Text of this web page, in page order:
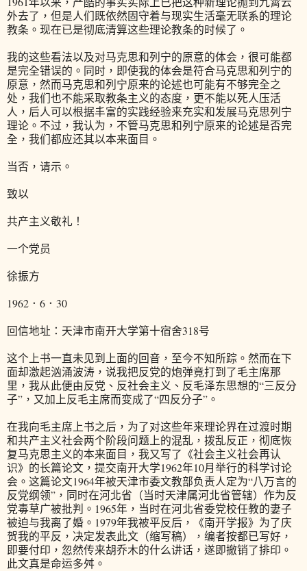
外去了，但是人们既依然固守着与现实生活毫无联系的理论
教条。现在已是彻底清算这些理论教条的时候了。
我的这些看法以及对马克思和列宁的原意的体会，很可能都
是完全错误的。同时，即使我的体会是符合马克思和列宁的
原意，然而马克思和列宁原来的论述也可能有不够完全之
处，我们也不能采取教条主义的态度，更不能以死人压活
人，后人可以根据丰富的实践经验来充实和发展马克思列宁
理论。不过，我认为，不管马克思和列宁原来的论述是否完
全，我们都应还其以本来面目。
当否，请示。
致以
共产主义敬礼！
一个党员
徐振方
1962．6．30
回信地址：天津市南开大学第十宿舍318号
这个上书一直未见到上面的回音，至今不知所踪。然而在下
面却激起汹涌波涛，说我把反党的炮弹竟打到了毛主席那
里，我从此便由反党、反社会主义、反毛泽东思想的“三反分
子”，又加上反毛主席而变成了“四反分子”。
在我向毛主席上书之后，为了对这些年来理论界在过渡时期
和共产主义社会两个阶段问题上的混乱，拨乱反正，彻底恢
复马克思主义的本来面目，我又写了《社会主义社会再认
识》的长篇论文，提交南开大学1962年10月举行的科学讨论
会。这篇论文1964年被天津市委文教部负责人定为“八万言的
反党纲领”，同时在河北省（当时天津属河北省管辖）作为反
党毒草广被批判。1965年，当时在河北省委党校任教的妻子
被迫与我离了婚。1979年我被平反后，《南开学报》为了庆
贺我的平反，决定发表此文（缩写稿），编者按都已写好，
即要付印，忽然传来胡乔木的什么讲话，遂即撤销了排印。
此文真是命运多舛。